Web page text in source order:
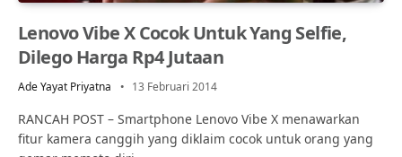
Lenovo Vibe X Cocok Untuk Yang Selfie,
Dilego Harga Rp4 Jutaan
Ade Yayat Priyatna 13 Februari 2014
RANCAH POST – Smartphone Lenovo Vibe X menawarkan
fitur kamera canggih yang diklaim cocok untuk orang yang